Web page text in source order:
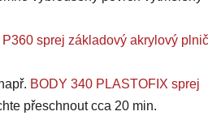
P360 sprej základový akrylový plnič
BODY 340 PLASTOFIX sprej
přeschnout cca 20 min.